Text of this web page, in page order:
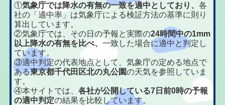
①気象庁では降水の有無の一致を適中としており、各
社の「適中率」は気象庁による検証方法の基準に則り
算出しています。
②気象庁では、その日の予報と実際の24時間中の1mm
以上降水の有無を比べ、一致した場合に適中と判定し
ています。
③適中判定の代表地点として、気象庁の定める地点で
ある東京都千代田区北の丸公園の天気を参照していま
す。
④本サイトでは、各社が公開している7日前0時の予報
の適中判定の結果を比較しています。